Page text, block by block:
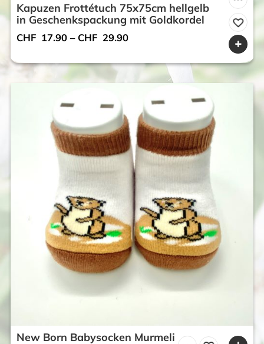
Kapuzen Frottétuch 75x75cm hellgelb
in Geschenkspackung mit Goldkordel
CHF 17.90 – CHF 29.90
New Born Babysocken Murmeli